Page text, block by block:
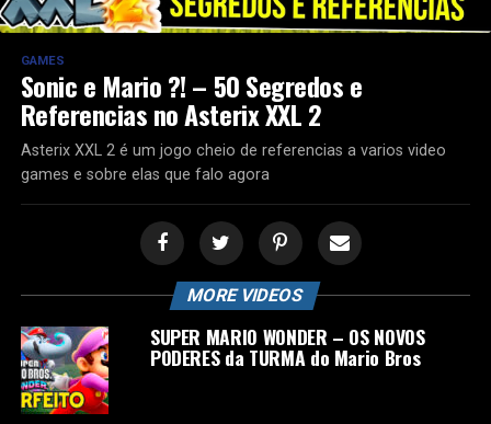
GAMES
Sonic e Mario ?! – 50 Segredos e
Referencias no Asterix XXL 2
Asterix XXL 2 é um jogo cheio de referencias a varios video
games e sobre elas que falo agora
MORE VIDEOS
SUPER MARIO WONDER – OS NOVOS
PODERES da TURMA do Mario Bros